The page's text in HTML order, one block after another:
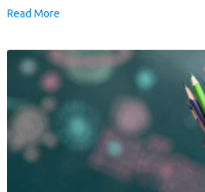
Read More